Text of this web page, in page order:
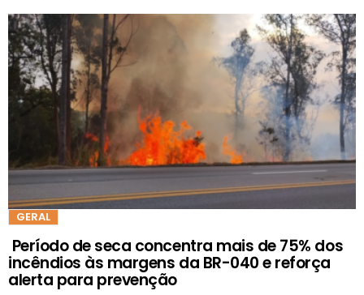
GERAL
Período de seca concentra mais de 75% dos
incêndios às margens da BR-040 e reforça
alerta para prevenção